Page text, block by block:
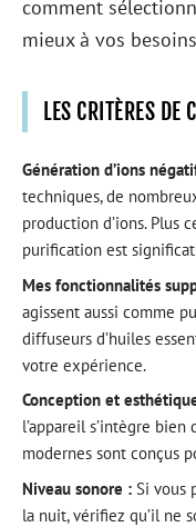
comment
mieux à vos
LES CRITÈRES DE
Génération d’ions
techniques, de
production d’ions. Plus
purification est
Mes fonctionnalités
agissent aussi comme
diffuseurs d’huiles
votre expérience.
Conception et
l’appareil s’intègre
modernes sont conçus
Niveau sonore : Si vous
la nuit, vérifiez qu’il ne